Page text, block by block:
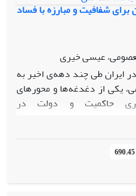
شفافیت و مبارزه با فساد
عیسی خیری
ایران طی چند دهه‌ی اخیر به
یکی از دغدغه‌ها و محورهای
حاکمیت و دولت در
خود بوده است؛ این موضوع
اسلامی مقاومت و مبارزه‌ای
پهلوی؛ هر جا فساد قاعده
ضوابط رفتاری با الگوهای نا